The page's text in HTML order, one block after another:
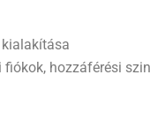
hozzáférési